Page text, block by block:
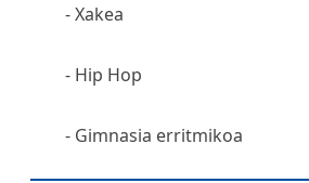
Xakea
Hip Hop
Gimnasia erritmikoa